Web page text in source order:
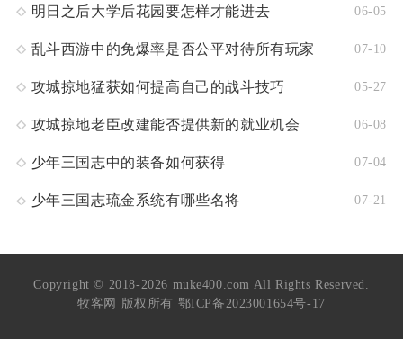
明日之后大学后花园要怎样才能进去 06-05
乱斗西游中的免爆率是否公平对待所有玩家 07-10
攻城掠地猛获如何提高自己的战斗技巧 05-27
攻城掠地老臣改建能否提供新的就业机会 06-08
少年三国志中的装备如何获得 07-04
少年三国志琉金系统有哪些名将 07-21
Copyright © 2018-2026 muke400.com All Rights Reserved.
牧客网 版权所有 鄂ICP备2023001654号-17